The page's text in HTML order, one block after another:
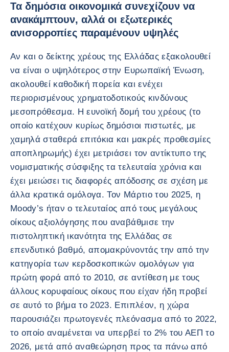
Τα δημόσια οικονομικά συνεχίζουν να
ανακάμπτουν, αλλά οι εξωτερικές
ανισορροπίες παραμένουν υψηλές
Αν και ο δείκτης χρέους της Ελλάδας εξακολουθεί
να είναι ο υψηλότερος στην Ευρωπαϊκή Ένωση,
ακολουθεί καθοδική πορεία και ενέχει
περιορισμένους χρηματοδοτικούς κινδύνους
μεσοπρόθεσμα. Η ευνοϊκή δομή του χρέους (το
οποίο κατέχουν κυρίως δημόσιοι πιστωτές, με
χαμηλά σταθερά επιτόκια και μακρές προθεσμίες
αποπληρωμής) έχει μετριάσει τον αντίκτυπο της
νομισματικής σύσφιξης τα τελευταία χρόνια και
έχει μειώσει τις διαφορές απόδοσης σε σχέση με
άλλα κρατικά ομόλογα. Τον Μάρτιο του 2025, η
Moody’s ήταν ο τελευταίος από τους μεγάλους
οίκους αξιολόγησης που αναβάθμισε την
πιστοληπτική ικανότητα της Ελλάδας σε
επενδυτικό βαθμό, απομακρύνοντάς την από την
κατηγορία των κερδοσκοπικών ομολόγων για
πρώτη φορά από το 2010, σε αντίθεση με τους
άλλους κορυφαίους οίκους που είχαν ήδη προβεί
σε αυτό το βήμα το 2023. Επιπλέον, η χώρα
παρουσιάζει πρωτογενές πλεόνασμα από το 2022,
το οποίο αναμένεται να υπερβεί το 2% του ΑΕΠ το
2026, μετά από αναθεώρηση προς τα πάνω από